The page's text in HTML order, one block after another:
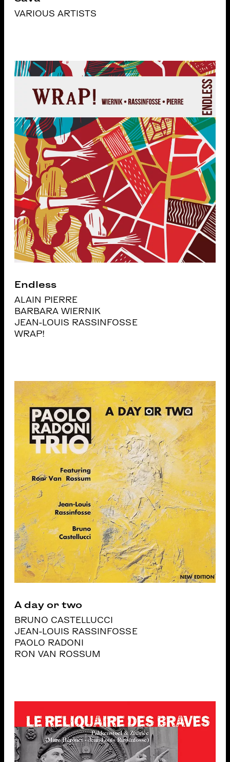
VARIOUS ARTISTS
Endless
ALAIN PIERRE
BARBARA WIERNIK
JEAN-LOUIS RASSINFOSSE
WRAP!
A day or two
BRUNO CASTELLUCCI
JEAN-LOUIS RASSINFOSSE
PAOLO RADONI
RON VAN ROSSUM